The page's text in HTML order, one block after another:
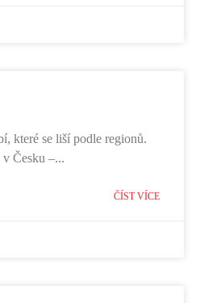
které se liší podle regionů.
Česku –...
ČÍST VÍCE